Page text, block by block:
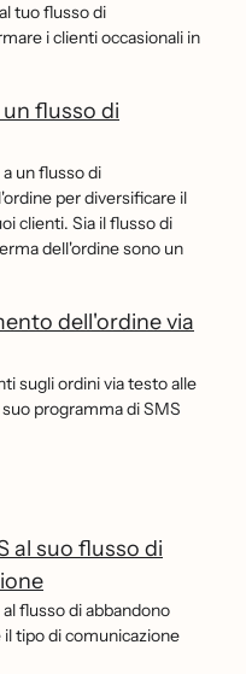
tuo flusso di
i clienti occasionali in
flusso di
un flusso di
per diversificare il
clienti. Sia il flusso di
dell'ordine sono un
dell'ordine via
sugli ordini via testo alle
programma di SMS
al suo flusso di
flusso di abbandono
tipo di comunicazione